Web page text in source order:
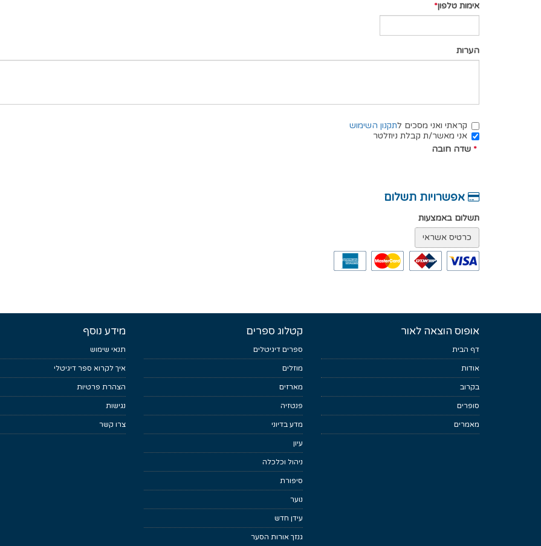
אימות טלפון
הערות
קראתי ואני מסכים לתקנון השימוש
אני מאשר/ת קבלת ניוזלטר
* שדה חובה
אפשרויות תשלום
תשלום באמצעות
אופוס הוצאה לאור
דף הבית
אודות
בקרוב
סופרים
מאמרים
קטלוג ספרים
ספרים דיגיטלים
מוזלים
מארזים
פנטזיה
מדע בדיוני
עיון
ניהול וכלכלה
סיפורת
נוער
עידן חדש
גנזך אורות הסער
מידע נוסף
תנאי שימוש
איך לקרוא ספר דיגיטלי
הצהרת פרטיות
נגישות
צרו קשר